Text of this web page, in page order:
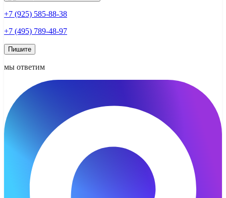
+7 (925) 585-88-38
+7 (495) 789-48-97
Пишите
мы ответим